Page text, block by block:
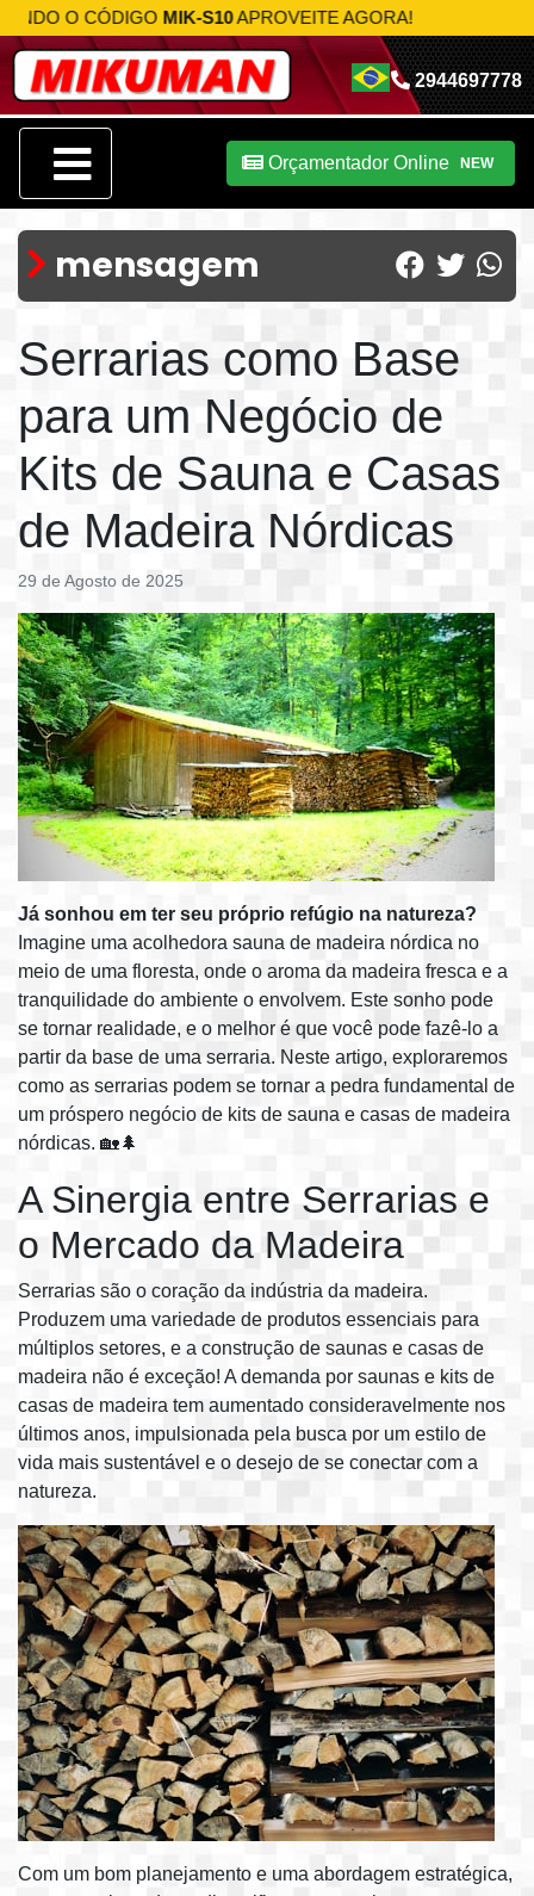
O CÓDIGOMIK-S10APROVEITE AGORA!
2944697778
Orçamentador Online NEW
mensagem
Serrarias como Base
para um Negócio de
Kits de Sauna e Casas
de Madeira Nórdicas
29 de Agosto de 2025
Já sonhou em ter seu próprio refúgio na natureza?
Imagine uma acolhedora sauna de madeira nórdica no
meio de uma floresta, onde o aroma da madeira fresca e a
tranquilidade do ambiente o envolvem. Este sonho pode
se tornar realidade, e o melhor é que você pode fazê-lo a
partir da base de uma serraria. Neste artigo, exploraremos
como as serrarias podem se tornar a pedra fundamental de
um próspero negócio de kits de sauna e casas de madeira
nórdicas. 🏡🌲
A Sinergia entre Serrarias e
o Mercado da Madeira
Serrarias são o coração da indústria da madeira.
Produzem uma variedade de produtos essenciais para
múltiplos setores, e a construção de saunas e casas de
madeira não é exceção! A demanda por saunas e kits de
casas de madeira tem aumentado consideravelmente nos
últimos anos, impulsionada pela busca por um estilo de
vida mais sustentável e o desejo de se conectar com a
natureza.
Com um bom planejamento e uma abordagem estratégica,